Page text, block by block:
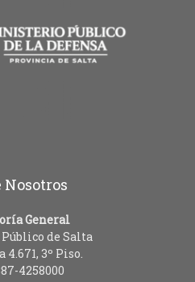
Nosotros
General
de Salta
3º Piso.
4258000